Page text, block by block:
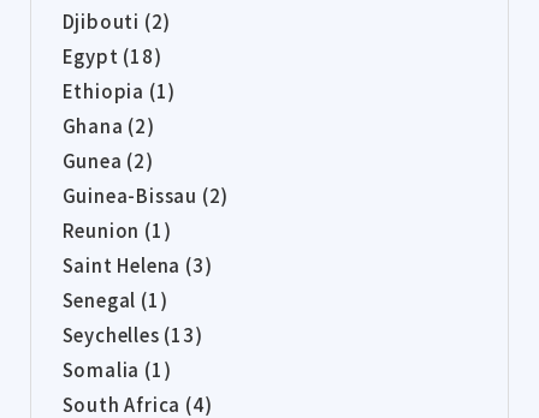
Djibouti (2)
Egypt (18)
Ethiopia (1)
Ghana (2)
Gunea (2)
Guinea-Bissau (2)
Reunion (1)
Saint Helena (3)
Senegal (1)
Seychelles (13)
Somalia (1)
South Africa (4)